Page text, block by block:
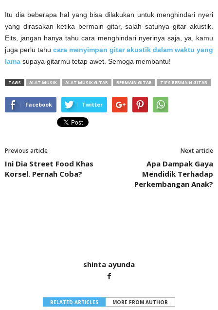
Itu dia beberapa hal yang bisa dilakukan untuk menghindari nyeri
yang dirasakan ketika bermain gitar, salah satunya gitar akustik.
Eits, jangan hanya tahu cara menghindari nyerinya saja, ya, kamu
juga perlu tahu cara menyimpan gitar akustik dalam waktu yang
lama supaya gitarmu tetap awet. Semoga membantu!
TAGS ALAT MUSIK ALAT MUSIK GITAR BERMAIN GITAR TIPS BERMAIN GITAR
Facebook Twitter
Previous article
Ini Dia Street Food Khas
Korsel. Pernah Coba?
Next article
Apa Dampak Gaya
Mendidik Terhadap
Perkembangan Anak?
shinta ayunda
RELATED ARTICLES MORE FROM AUTHOR